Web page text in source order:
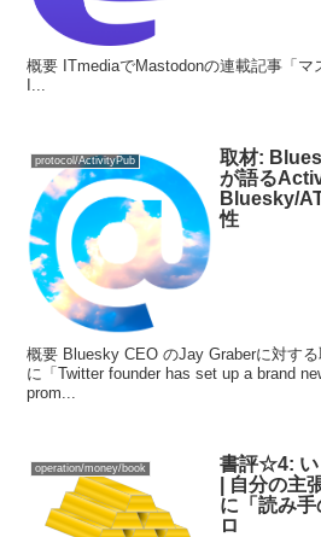
概要 ITmediaでMastodonの連載記事「マ
I...
protocol/ActivityPub
取材:
が語る
Bluesky/
性
概要 Bluesky CEO のJay Graberに対す
に「Twitter founder has set up a brand
prom...
operation/money/book
書評☆4: い
| 自分の主
に「読み
ロ